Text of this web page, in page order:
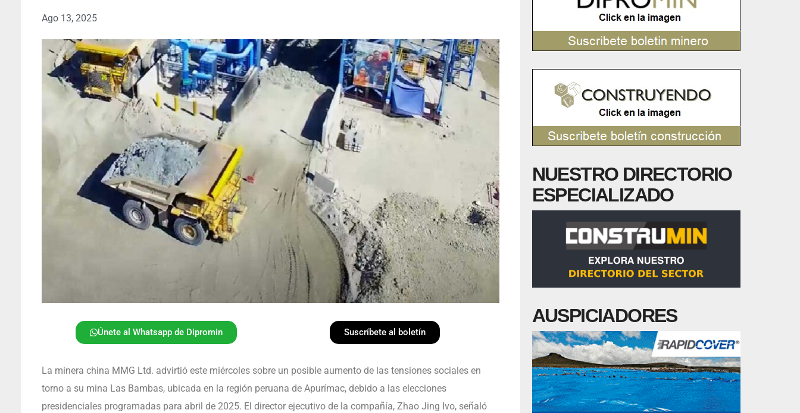
Ago 13, 2025
Únete al Whatsapp de Dipromin Suscríbete al boletín
La minera china MMG Ltd. advirtió este miércoles sobre un posible aumento de las tensiones sociales en
torno a su mina Las Bambas, ubicada en la región peruana de Apurímac, debido a las elecciones
presidenciales programadas para abril de 2025. El director ejecutivo de la compañía, Zhao Jing Ivo, señaló
NUESTRO DIRECTORIO
ESPECIALIZADO
AUSPICIADORES